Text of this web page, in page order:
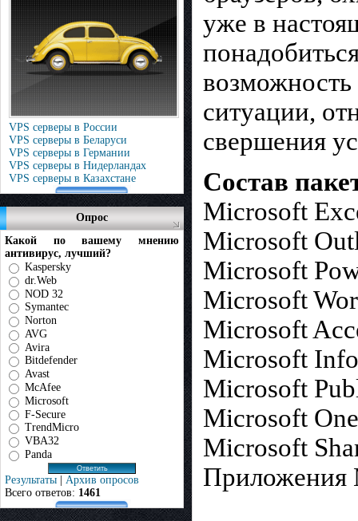
VPS серверы в России
VPS серверы в Беларуси
VPS серверы в Германии
VPS серверы в Нидерландах
VPS серверы в Казахстане
Опрос
Какой по вашему мнению
антивирус, лучший?
Kaspersky
dr.Web
NOD 32
Symantec
Norton
AVG
Avira
Bitdefender
Avast
McAfee
Microsoft
F-Secure
TrendMicro
VBA32
Panda
Результаты | Архив опросов
Всего ответов: 1461
уже в
ситуации,
свершения
Состав
Microsoft
Microsoft
Microsoft
Microsoft
Microsoft
Microsoft
Microsoft
Microsoft
Microsoft
Приложения